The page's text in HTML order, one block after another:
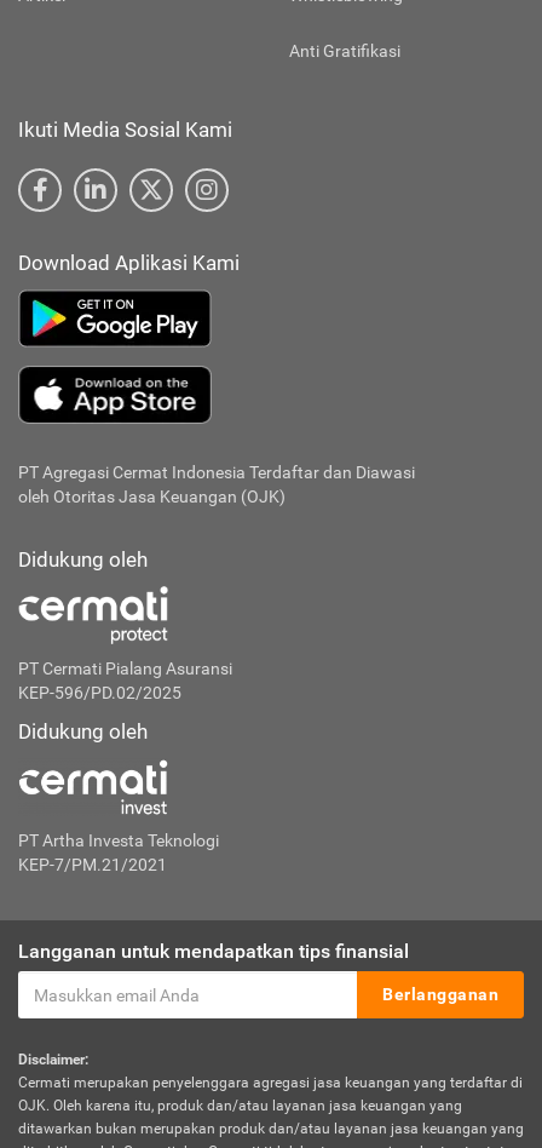
Anti Gratifikasi
Ikuti Media Sosial Kami
Download Aplikasi Kami
PT Agregasi Cermat Indonesia Terdaftar dan Diawasi
oleh Otoritas Jasa Keuangan (OJK)
Didukung oleh
PT Cermati Pialang Asuransi
KEP-596/PD.02/2025
Didukung oleh
PT Artha Investa Teknologi
KEP-7/PM.21/2021
Langganan untuk mendapatkan tips finansial
Berlangganan
Disclaimer:
Cermati merupakan penyelenggara agregasi jasa keuangan yang terdaftar di
OJK. Oleh karena itu, produk dan/atau layanan jasa keuangan yang
ditawarkan bukan merupakan produk dan/atau layanan jasa keuangan yang